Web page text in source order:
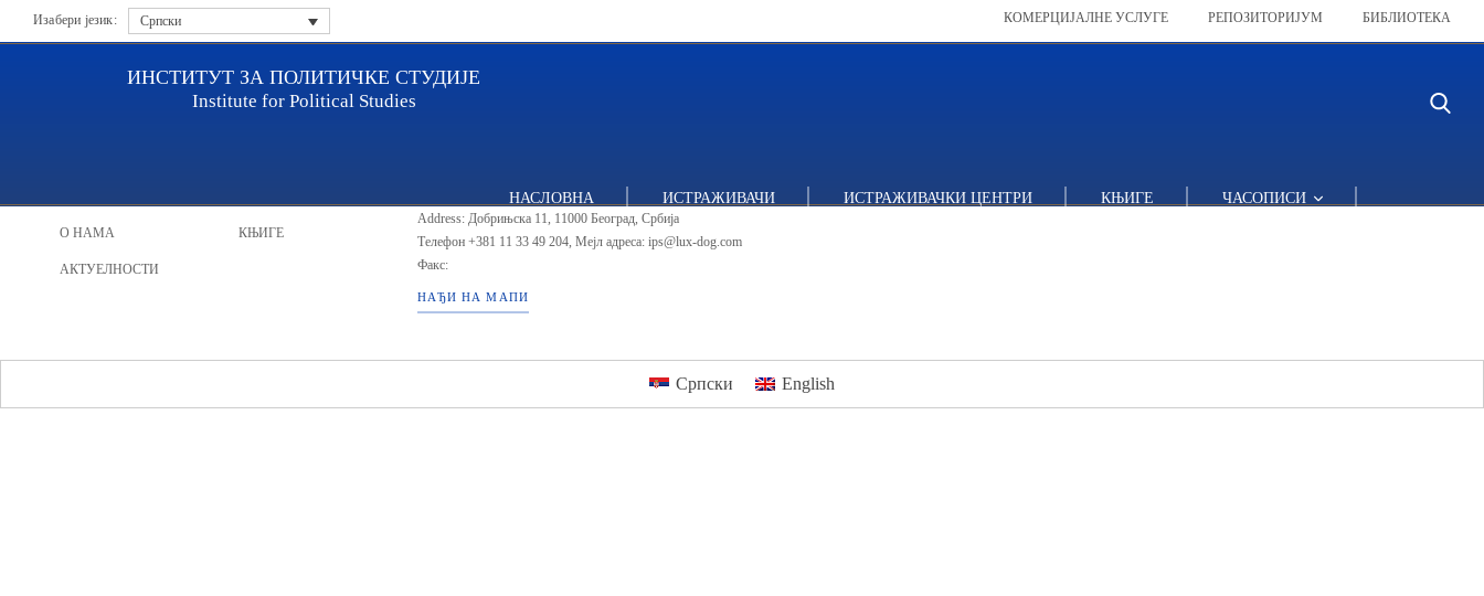
Изабери језик: Српски КОМЕРЦИЈАЛНЕ УСЛУГЕ РЕПОЗИТОРИЈУМ БИБЛИОТЕКА
ИНСТИТУТ ЗА ПОЛИТИЧКЕ СТУДИЈЕ
Institute for Political Studies
НАСЛОВНА ИСТРАЖИВАЧИ ИСТРАЖИВАЧКИ ЦЕНТРИ КЊИГЕ ЧАСОПИСИ
О НАМА
АКТУЕЛНОСТИ
КЊИГЕ
ИПС - Институт за политичке студије
Address: Добрињска 11, 11000 Београд, Србија
Телефон +381 11 33 49 204, Мејл адреса: ips@lux-dog.com
Факс:
НАЂИ НА МАПИ
Српски English